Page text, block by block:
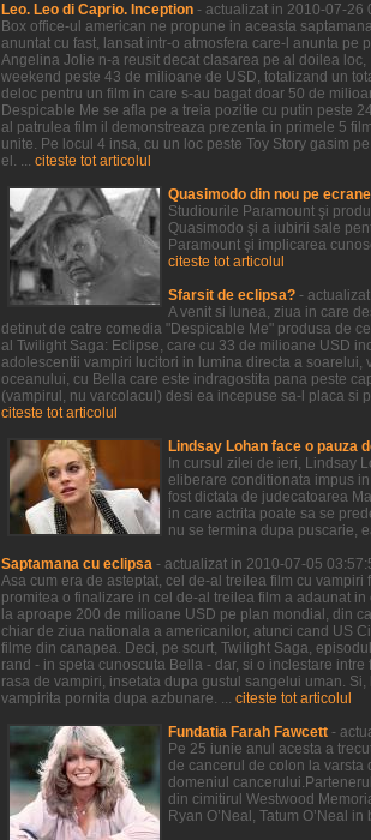
Leo. Leo di Caprio. Inception - actualizat in 2010-07-26
Box office-ul american ne propune in aceasta
anuntat cu fast, lansat intr-o atmosfera care-l anunta
Angelina Jolie n-a reusit decat clasarea pe al doilea
weekend peste 43 de milioane de USD, totalizand un
deloc pentru un film in care s-au bagat doar 50 de
Despicable Me se afla pe a treia pozitie cu putin peste
al patrulea film il demonstreaza prezenta in primele 5
unite. Pe locul 4 insa, cu un loc peste Toy Story gasim
el. ... citeste tot articolul
Quasimodo din nou pe ecrane
Studiourile Paramount şi
Quasimodo şi a iubirii sale
Paramount şi implicarea
citeste tot articolul
Sfarsit de eclipsa? -
A venit si lunea, ziua in care
detinut de catre comedia "Despicable Me" produsa de
al Twilight Saga: Eclipse, care cu 33 de milioane USD
adolescentii vampiri lucitori in lumina directa a
oceanului, cu Bella care este indragostita pana peste
(vampirul, nu varcolacul) desi ea incepuse sa-l placa si
citeste tot articolul
Lindsay Lohan face o pauza
In cursul zilei de ieri, Lindsay
eliberare conditionata impus
fost dictata de judecatoarea
in care actrita poate sa se
nu se termina dupa puscarie,
Saptamana cu eclipsa - actualizat in 2010-07-05
Asa cum era de asteptat, cel de-al treilea film cu
promitea o finalizare in cel de-al treilea film a adaunat
la aproape 200 de milioane USD pe plan mondial, din
chiar de ziua nationala a americanilor, atunci cand US
filme din canapea. Deci, pe scurt, Twilight Saga,
rand - in speta cunoscuta Bella - dar, si o inclestare
rasa de vampiri, insetata dupa gustul sangelui uman.
vampirita pornita dupa azbunare. ... citeste tot articolul
Fundatia Farah Fawcett -
Pe 25 iunie anul acesta a
de cancerul de colon la varsta
domeniul
din cimitirul Westwood
Ryan O’Neal, Tatum O’Neal